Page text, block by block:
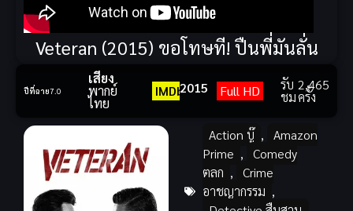
Veteran (2015) ขอโทษที! ปืนพี่มันลั่น
ปีที่ฉาย7.0
เสียง
พากย์
ไทย
IMDb2015 Full HD รับ
ชม
2,465
ครั้ง
Action บู๊ ,
Amazon
Prime ,
Comedy
ตลก ,
Crime
อาชญากรรม ,